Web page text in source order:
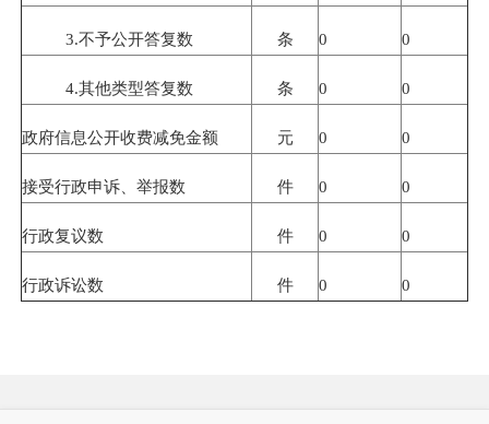
3.不予公开答复数 条 0 0
4.其他类型答复数 条 0 0
政府信息公开收费减免金额 元 0 0
接受行政申诉、举报数 件 0 0
行政复议数 件 0 0
行政诉讼数 件 0 0